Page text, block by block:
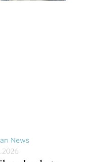
News